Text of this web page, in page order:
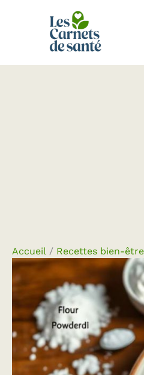
Accueil Recettes bien-être